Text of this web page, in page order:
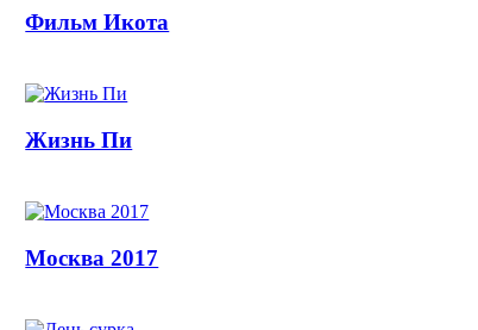
Фильм Икота
Жизнь Пи
Москва 2017